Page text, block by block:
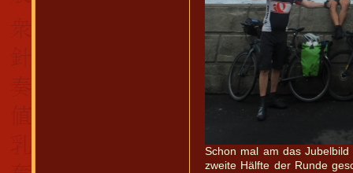
Schon mal am das
zweite Hälfte der Runde